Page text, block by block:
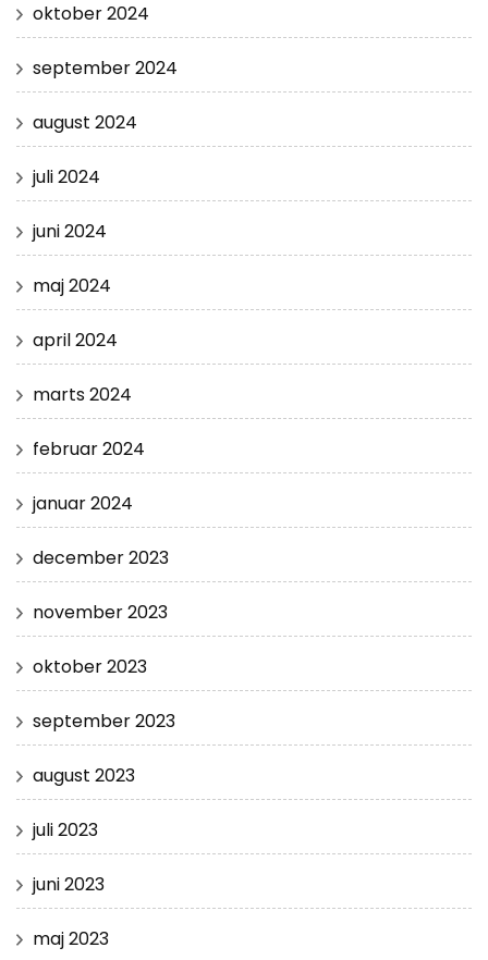
oktober 2024
september 2024
august 2024
juli 2024
juni 2024
maj 2024
april 2024
marts 2024
februar 2024
januar 2024
december 2023
november 2023
oktober 2023
september 2023
august 2023
juli 2023
juni 2023
maj 2023